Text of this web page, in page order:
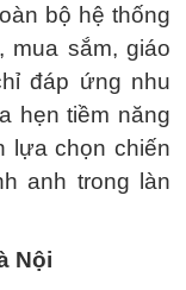
bộ hệ thống
mua sắm, giáo
đáp ứng nhu
hẹn tiềm năng
lựa chọn chiến
anh trong làn
Nội